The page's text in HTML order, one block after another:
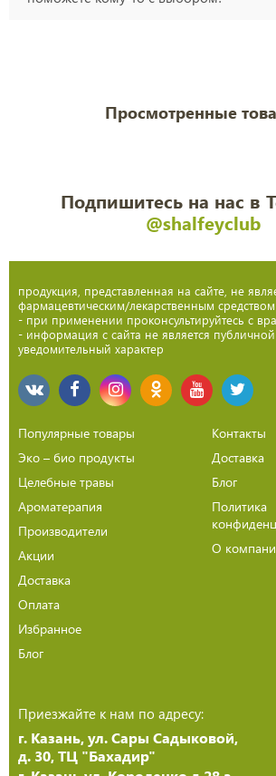
Просмотренные
Подпишитесь на нас в
@shalfeyclub
продукция, представленная на сайте, не
фармацевтическим/лекарственным средством
- при применении проконсультируйтесь с
- информация с сайта не является
уведомительный характер
Популярные товары
Эко – био продукты
Целебные травы
Ароматерапия
Производители
Акции
Доставка
Оплата
Избранное
Блог
Контакты
Доставка
Блог
Политика
О
Приезжайте к нам по адресу:
г. Казань, ул. Сары Садыковой,
д. 30, ТЦ "Бахадир"